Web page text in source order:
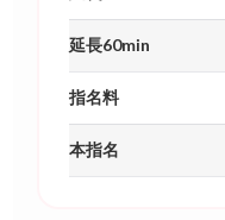
延長60min
指名料
本指名